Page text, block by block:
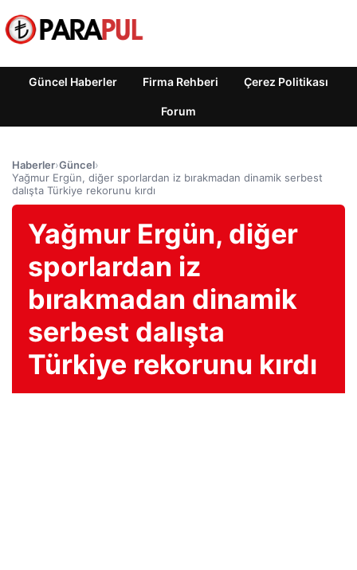
Güncel Haberler Firma Rehberi Çerez Politikası
Forum
Haberler›Güncel›
Yağmur Ergün, diğer sporlardan iz bırakmadan dinamik serbest
dalışta Türkiye rekorunu kırdı
Yağmur Ergün, diğer
sporlardan iz
bırakmadan dinamik
serbest dalışta
Türkiye rekorunu kırdı